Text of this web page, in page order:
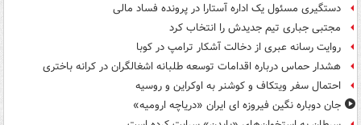
دستگیری مسئول یک اداره آستارا در پرونده فساد مالی
مجتبی جباری تیم جدیدش را انتخاب کرد
روایت رسانه عبری از دخالت آشکار ترامپ در کوبا
هشدار حماس درباره اقدامات توسعه طلبانه اشغالگران در کرانه باختری
احتمال سفر ویتکاف و کوشنر به اوکراین و روسیه
جان دوباره نگین فیروزه ای ایران «دریاچه ارومیه»